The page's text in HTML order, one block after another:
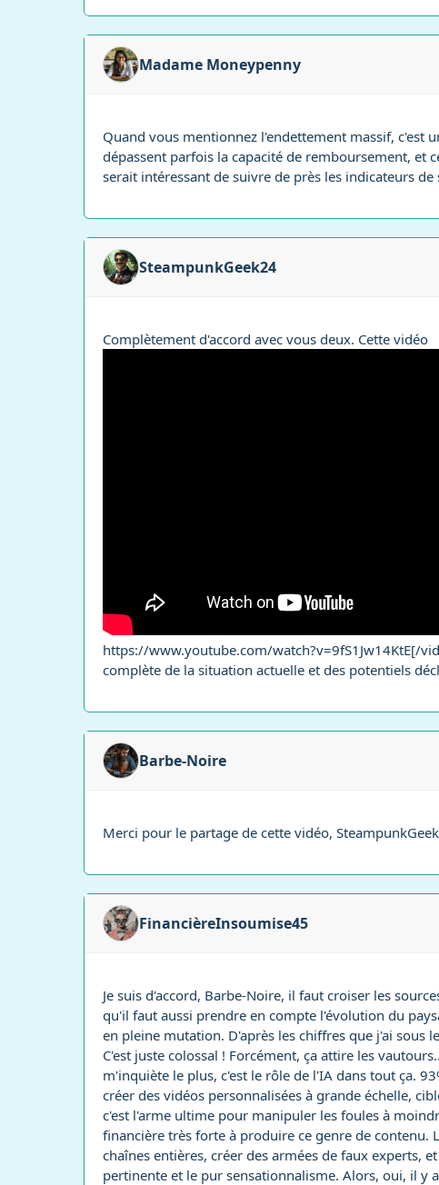
Madame Moneypenny
Quand vous mentionnez l'endettement massif, c'est
dépassent parfois la capacité de remboursement, et
serait intéressant de suivre de près les indicateurs
SteampunkGeek24
Complètement d'accord avec vous deux. Cette vidéo
https://www.youtube.com/watch?v=9fS1Jw14KtE[/
complète de la situation actuelle et des potentiels
Barbe-Noire
Merci pour le partage de cette vidéo,
FinancièreInsoumise45
Je suis d'accord, Barbe-Noire, il faut croiser les
qu'il faut aussi prendre en compte l'évolution du
en pleine mutation. D'après les chiffres que j'ai sous
C'est juste colossal ! Forcément, ça attire les
m'inquiète le plus, c'est le rôle de l'IA dans tout ça.
créer des vidéos personnalisées à grande échelle,
c'est l'arme ultime pour manipuler les foules à
financière très forte à produire ce genre de contenu.
chaînes entières, créer des armées de faux experts,
pertinente et le pur sensationnalisme. Alors, oui, il y